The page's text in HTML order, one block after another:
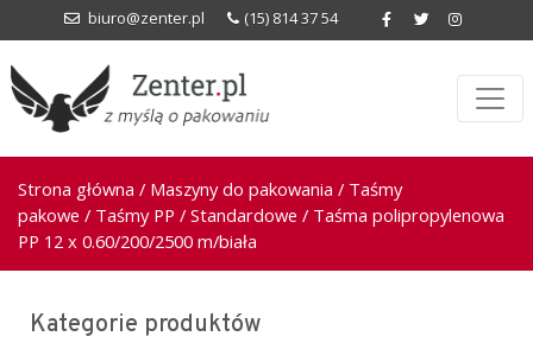
biuro@zenter.pl (15) 814 37 54
Strona główna / Maszyny do pakowania / Taśmy
pakowe / Taśmy PP / Standardowe / Taśma polipropylenowa
PP 12 x 0.60/200/2500 m/biała
Kategorie produktów